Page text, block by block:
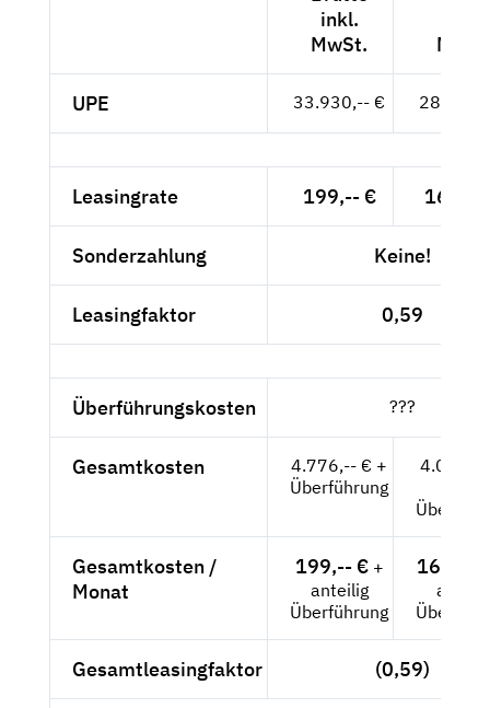
inkl.
MwSt.
UPE 33.930,-- €
Leasingrate 199,-- €
Sonderzahlung Keine!
Leasingfaktor 0,59
Überführungskosten ???
Gesamtkosten
4.776,-- € +
Überführung
Gesamtkosten /
Monat
199,-- €+
anteilig
Überführung
167,23
Gesamtleasingfaktor (0,59)